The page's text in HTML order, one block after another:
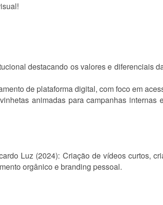
destacando os valores e diferenciais
de plataforma digital, com foco em
animadas para campanhas internas
Luz (2024): Criação de vídeos curtos,
orgânico e branding pessoal.